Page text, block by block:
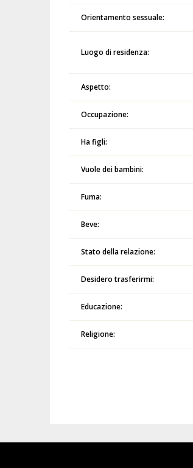
Orientamento sessuale:
Luogo di residenza:
Aspetto:
Occupazione:
Ha figli:
Vuole dei bambini:
Fuma:
Beve:
Stato della relazione:
Desidero trasferirmi:
Educazione:
Religione: